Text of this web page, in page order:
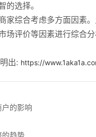
的选择。
家综合考虑多方面因素
场评价等因素进行综合
出: https://
的影响